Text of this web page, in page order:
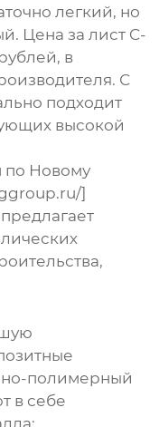
легкий, но
Цена за лист C-
в
С
подходит
высокой
Новому
]
полимерный
в себе